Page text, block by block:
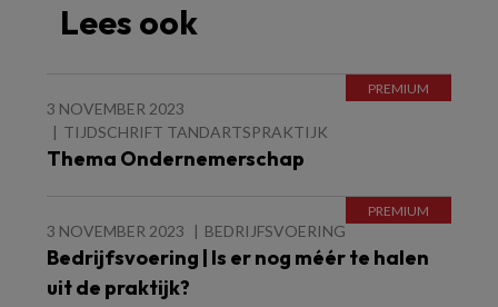
Lees ook
3 NOVEMBER 2023
TIJDSCHRIFT TANDARTSPRAKTIJK
Thema Ondernemerschap
3 NOVEMBER 2023 BEDRIJFSVOERING
Bedrijfsvoering | Is er nog méér te halen
uit de praktijk?